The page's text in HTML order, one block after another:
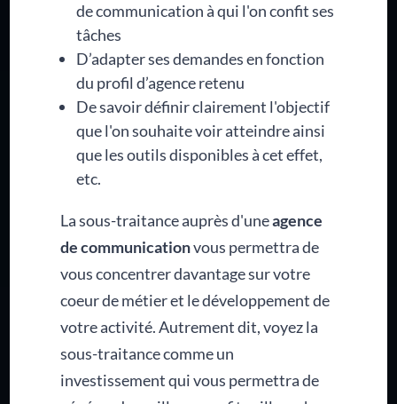
de communication à qui l'on confit ses
tâches
D’adapter ses demandes en fonction
du profil d’agence retenu
De savoir définir clairement l'objectif
que l'on souhaite voir atteindre ainsi
que les outils disponibles à cet effet,
etc.
La sous-traitance auprès d'uneagence
de communicationvous permettra de
vous concentrer davantage sur votre
coeur de métier et le développement de
votre activité. Autrement dit, voyez la
sous-traitance comme un
investissement qui vous permettra de